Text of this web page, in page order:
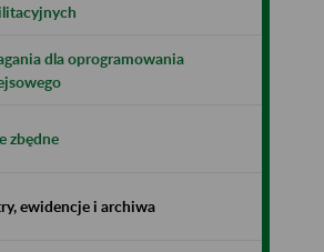
dla oprogramowania
zbędne
ewidencje i archiwa